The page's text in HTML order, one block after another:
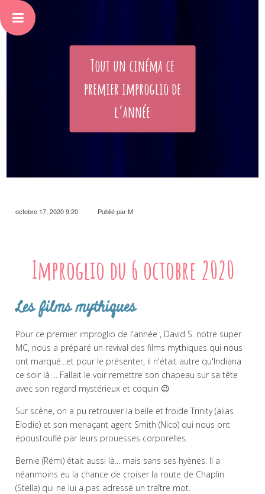
Tout un cinéma ce
premier improglio de
l’année
octobre 17, 2020 9:20 Publié parM
Improglio du 6 octobre 2020
Les films mythiques
Pour ce premier improglio de l'année , David S. notre super
MC, nous a préparé un revival des films mythiques qui nous
ont marqué...et pour le présenter, il n'était autre qu'Indiana
ce soir là ... Fallait le voir remettre son chapeau sur sa tête
avec son regard mystérieux et coquin 😉
Sur scène, on a pu retrouver la belle et froide Trinity (alias
Elodie) et son menaçant agent Smith (Nico) qui nous ont
époustouflé par leurs prouesses corporelles.
Bernie (Rémi) était aussi là... mais sans ses hyènes. Il a
néanmoins eu la chance de croiser la route de Chaplin
(Stella) qui ne lui a pas adressé un traître mot.